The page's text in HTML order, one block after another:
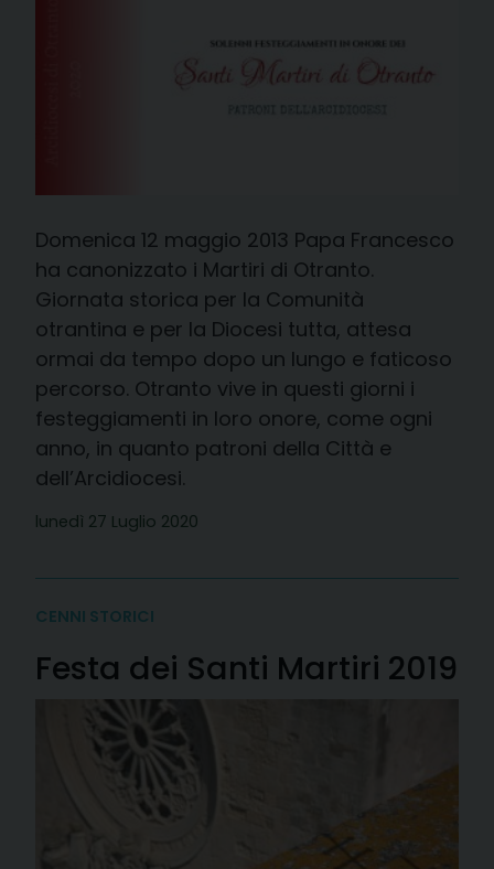
Domenica 12 maggio 2013 Papa Francesco
ha canonizzato i Martiri di Otranto.
Giornata storica per la Comunità
otrantina e per la Diocesi tutta, attesa
ormai da tempo dopo un lungo e faticoso
percorso. Otranto vive in questi giorni i
festeggiamenti in loro onore, come ogni
anno, in quanto patroni della Città e
dell’Arcidiocesi.
lunedì 27 Luglio 2020
CENNI STORICI
Festa dei Santi Martiri 2019